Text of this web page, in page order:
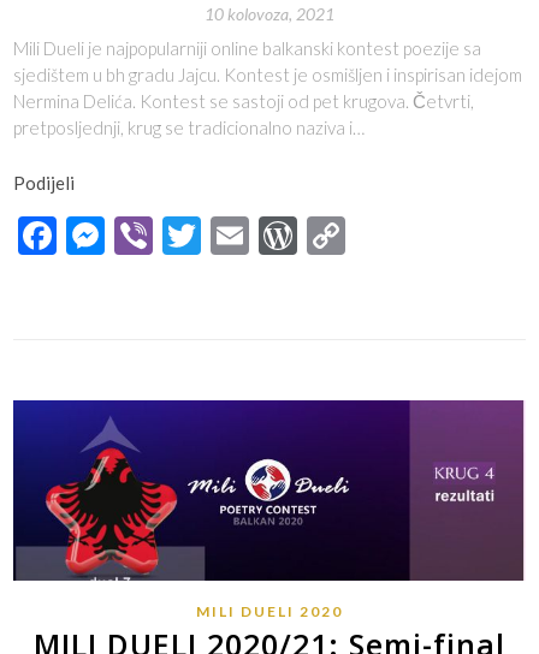
10 kolovoza, 2021
Mili Dueli je najpopularniji online balkanski kontest poezije sa
sjedištem u bh gradu Jajcu. Kontest je osmišljen i inspirisan idejom
Nermina Delića. Kontest se sastoji od pet krugova. Četvrti,
pretposljednji, krug se tradicionalno naziva i…
Podijeli
Facebook
Messenger
ViberTwitter
EmailWordPress
MILI DUELI 2020
MILI DUELI 2020/21: Semi-final